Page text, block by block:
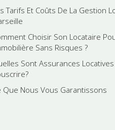
Tarifs Et Coûts De La Gestion
Choisir Son Locataire
Sans Risques ?
Sont Assurances
Que Nous Vous Garantissons